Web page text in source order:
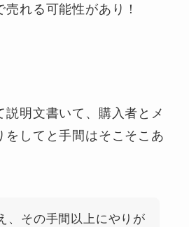
売れる可能性があり！
説明文書いて、購入者とメ
をしてと手間はそこそこあ
、その手間以上にやりが